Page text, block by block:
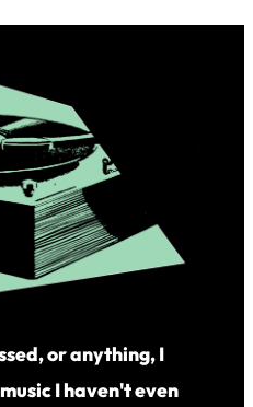
or anything, I
I haven't even